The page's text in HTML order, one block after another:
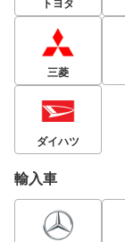
トヨタ
三菱
ダイハツ
輸入車